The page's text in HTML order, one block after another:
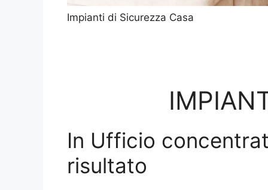
Impianti di Sicurezza Casa
In Ufficio
risultato